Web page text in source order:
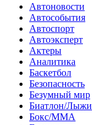
Автоновости
Автособытия
Автоспорт
Автоэксперт
Актеры
Аналитика
Баскетбол
Безопасность
Безумный мир
Биатлон/Лыжи
Бокс/MMA